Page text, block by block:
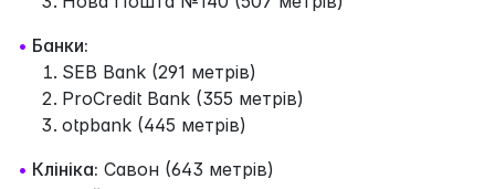
• Банки:
SEB Bank (291 метрів)
ProCredit Bank (355 метрів)
otpbank (445 метрів)
• Клініка: Савон (643 метрів)